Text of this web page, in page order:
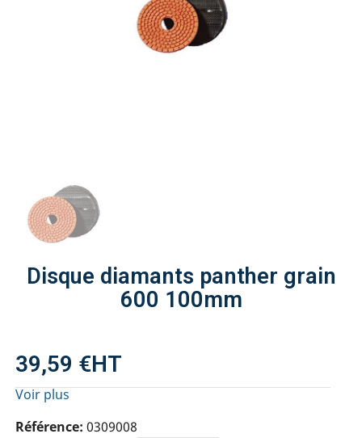
Disque diamants panther grain
600 100mm
39,59 €HT
Voir plus
Référence 0309008